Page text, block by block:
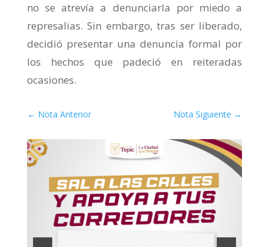
no se atrevía a denunciarla por miedo a
represalias. Sin embargo, tras ser liberado,
decidió presentar una denuncia formal por
los hechos que padeció en reiteradas
ocasiones.
← Nota Anterior Nota Siguiente →